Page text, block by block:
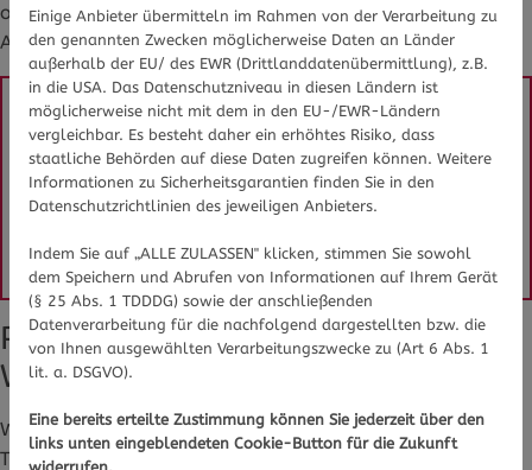
oder auf der Homepage eingeben und anhand dieser
Angaben Schmerzmittel einnehmen - oder eben nicht.
Sie haben Fragen zu Schmerzmitteln in der
Schwangerschaft oder Schmerzen im
Allgemeinen? Gesundheits-Experten und -
Expertinnen aus Ihrer Region beraten Sie
gerne. Hier gelangen Sie zur Expertensuche.
Paracetamol ist das Mittel der
Wahl
Wichtig ist, dass nicht jedes Medikament in jedem
Trimester eingenommen werden darf, deshalb werden die
Einige Anbieter übermitteln im Rahmen von der Verarbeitung zu
den genannten Zwecken möglicherweise Daten an Länder
außerhalb der EU/ des EWR (Drittlanddatenübermittlung), z.B.
in die USA. Das Datenschutzniveau in diesen Ländern ist
möglicherweise nicht mit dem in den EU-/EWR-Ländern
vergleichbar. Es besteht daher ein erhöhtes Risiko, dass
staatliche Behörden auf diese Daten zugreifen können. Weitere
Informationen zu Sicherheitsgarantien finden Sie in den
Datenschutzrichtlinien des jeweiligen Anbieters.
Indem Sie auf „ALLE ZULASSEN" klicken, stimmen Sie sowohl
dem Speichern und Abrufen von Informationen auf Ihrem Gerät
(§ 25 Abs. 1 TDDDG) sowie der anschließenden
Datenverarbeitung für die nachfolgend dargestellten bzw. die
von Ihnen ausgewählten Verarbeitungszwecke zu (Art 6 Abs. 1
lit. a. DSGVO).
Eine bereits erteilte Zustimmung können Sie jederzeit über den
links unten eingeblendeten Cookie-Button für die Zukunft